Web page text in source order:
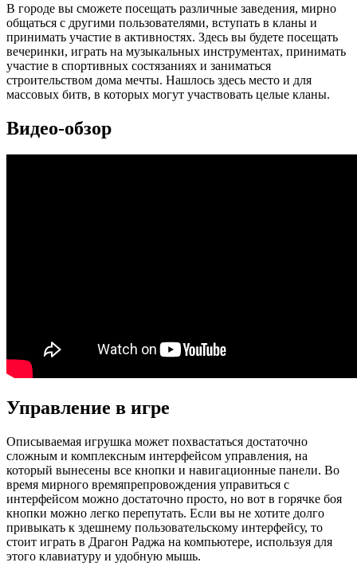
В городе вы сможете посещать различные заведения, мирно
общаться с другими пользователями, вступать в кланы и
принимать участие в активностях. Здесь вы будете посещать
вечеринки, играть на музыкальных инструментах, принимать
участие в спортивных состязаниях и заниматься
строительством дома мечты. Нашлось здесь место и для
массовых битв, в которых могут участвовать целые кланы.
Видео-обзор
Управление в игре
Описываемая игрушка может похвастаться достаточно
сложным и комплексным интерфейсом управления, на
который вынесены все кнопки и навигационные панели. Во
время мирного времяпрепровождения управиться с
интерфейсом можно достаточно просто, но вот в горячке боя
кнопки можно легко перепутать. Если вы не хотите долго
привыкать к здешнему пользовательскому интерфейсу, то
стоит играть в Драгон Раджа на компьютере, используя для
этого клавиатуру и удобную мышь.